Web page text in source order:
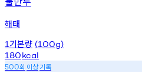
해태
1 기본량 (100g)
180kcal
500회 이상기록